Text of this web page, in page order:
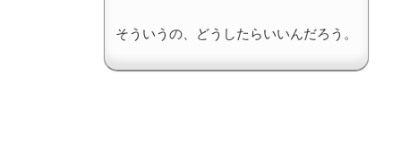
そういうの、どうしたらいいんだろう。